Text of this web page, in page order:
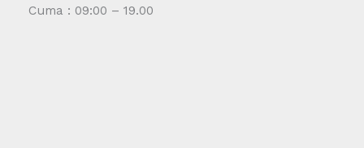
Cuma : 09:00 – 19.00